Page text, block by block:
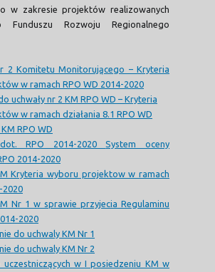
w zakresie projektów realizowanych
Funduszu Rozwoju Regionalnego
2 Komitetu Monitorującego – Kryteria
w ramach RPO WD 2014-2020
uchwały nr 2 KM RPO WD – Kryteria
w ramach działania 8.1 RPO WD
RPO WD
dot. RPO 2014-2020System oceny
2014-2020
Kryteria wyboru projektow w ramach
2020
Nr 1 w sprawie przyjecia Regulaminu
2020
do uchwaly KM Nr 1
do uchwaly KM Nr 2
uczestniczących w I posiedzeniu KM w